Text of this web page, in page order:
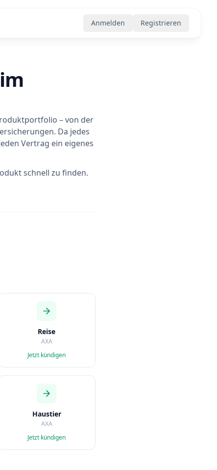
Anmelden Registrieren
– von der
Da jedes
Vertrag ein eigenes
schnell zu finden.
Reise
AXA
Jetzt kündigen
Haustier
AXA
Jetzt kündigen